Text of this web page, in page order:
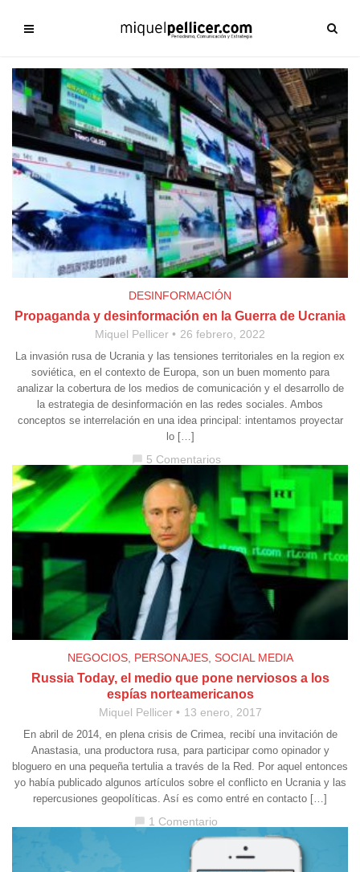
DESINFORMACIÓN
Propaganda y desinformación en la Guerra de Ucrania
Miquel Pellicer 26 febrero, 2022
La invasión rusa de Ucrania y las tensiones territoriales en la region ex
soviética, en el contexto de Europa, son un buen momento para
analizar la cobertura de los medios de comunicación y el desarrollo de
la estrategia de desinformación en las redes sociales. Ambos
conceptos se interrelación en una idea principal: intentamos proyectar
lo […]
chat_bubble 5 Comentarios
NEGOCIOS, PERSONAJES, SOCIAL MEDIA
Russia Today, el medio que pone nerviosos a los
espías norteamericanos
Miquel Pellicer 13 enero, 2017
En abril de 2014, en plena crisis de Crimea, recibí una invitación de
Anastasia, una productora rusa, para participar como opinador y
bloguero en una pequeña tertulia a través de la Red. Por aquel entonces
yo había publicado algunos artículos sobre el conflicto en Ucrania y las
repercusiones geopolíticas. Así es como entré en contacto […]
1 Comentario